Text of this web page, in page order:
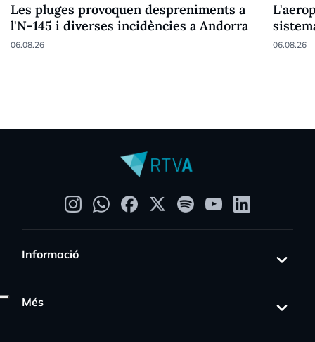
Les pluges provoquen despreniments a
l'N-145 i diverses incidències a Andorra
06.08.26 06.08.26
Informació
Més